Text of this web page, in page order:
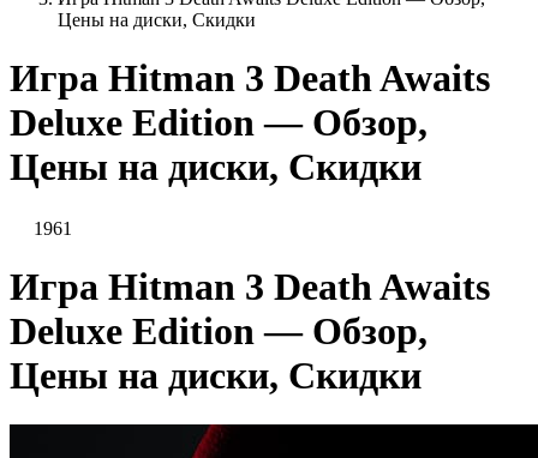
Цены на диски, Скидки
Игра Hitman 3 Death Awaits
Deluxe Edition — Обзор,
Цены на диски, Скидки
1961
Игра Hitman 3 Death Awaits
Deluxe Edition — Обзор,
Цены на диски, Скидки